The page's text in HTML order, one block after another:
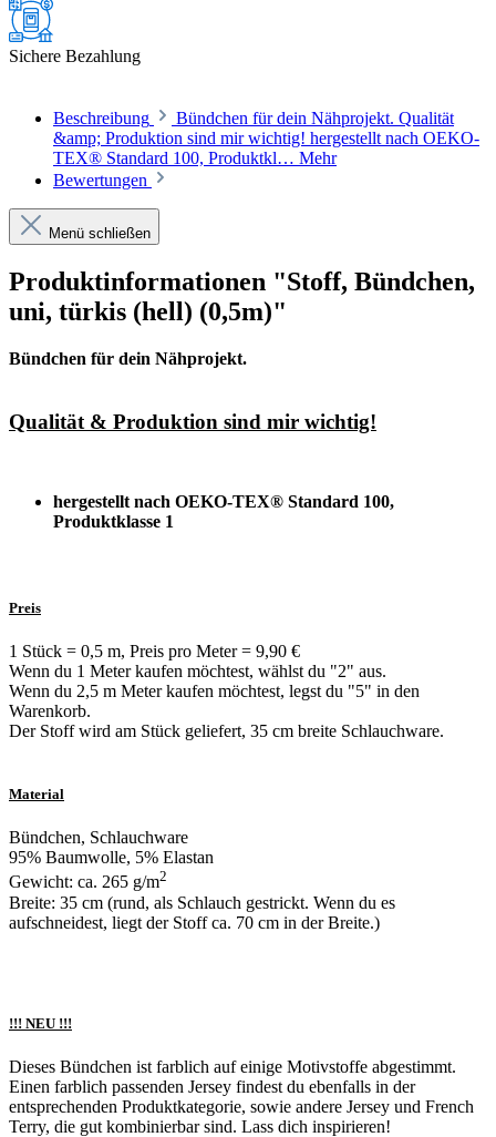
Sichere Bezahlung
Beschreibung
Bündchen für dein Nähprojekt. Qualität
&amp; Produktion sind mir wichtig! hergestellt nach OEKO-
TEX® Standard 100, Produktkl… Mehr
Bewertungen
Menü schließen
Produktinformationen "Stoff, Bündchen,
uni, türkis (hell) (0,5m)"
Bündchen für dein Nähprojekt.
Qualität & Produktion sind mir wichtig!
hergestellt nach OEKO-TEX® Standard 100,
Produktklasse 1
Preis
1 Stück = 0,5 m, Preis pro Meter = 9,90 €
Wenn du 1 Meter kaufen möchtest, wählst du "2" aus.
Wenn du 2,5 m Meter kaufen möchtest, legst du "5" in den
Warenkorb.
Der Stoff wird am Stück geliefert, 35 cm breite Schlauchware.
Material
Bündchen, Schlauchware
95% Baumwolle, 5% Elastan
Gewicht: ca. 265 g/m2
Breite: 35 cm (rund, als Schlauch gestrickt. Wenn du es
aufschneidest, liegt der Stoff ca. 70 cm in der Breite.)
!!! NEU !!!
Dieses Bündchen ist farblich auf einige Motivstoffe abgestimmt.
Einen farblich passenden Jersey findest du ebenfalls in der
entsprechenden Produktkategorie, sowie andere Jersey und French
Terry, die gut kombinierbar sind. Lass dich inspirieren!